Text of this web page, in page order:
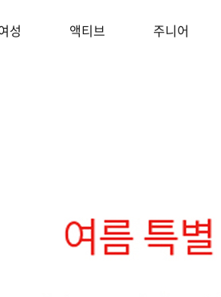
성 액티브 주니어